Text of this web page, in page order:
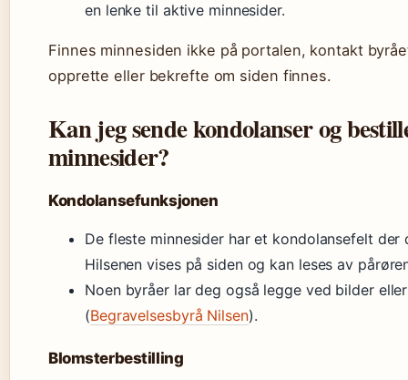
en lenke til aktive minnesider.
Finnes minnesiden ikke på portalen, kontakt
opprette eller bekrefte om siden finnes.
Kan jeg sende kondolanser og
minnesider?
Kondolansefunksjonen
De fleste minnesider har et kondolansefelt der
Hilsenen vises på siden og kan leses av
Noen byråer lar deg også legge ved bilder
(Begravelsesbyrå Nilsen).
Blomsterbestilling